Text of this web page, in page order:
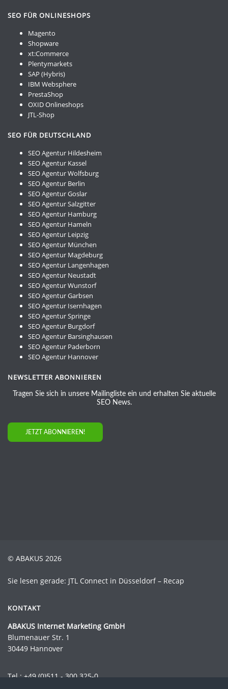
SEO FÜR ONLINESHOPS
Magento
Shopware
xt:Commerce
Plentymarkets
SAP (Hybris)
IBM Websphere
PrestaShop
OXID Onlineshops
JTL-Shop
SEO FÜR DEUTSCHLAND
SEO Agentur Hildesheim
SEO Agentur Kassel
SEO Agentur Wolfsburg
SEO Agentur Berlin
SEO Agentur Goslar
SEO Agentur Salzgitter
SEO Agentur Hamburg
SEO Agentur Hameln
SEO Agentur Leipzig
SEO Agentur München
SEO Agentur Magdeburg
SEO Agentur Langenhagen
SEO Agentur Neustadt
SEO Agentur Wunstorf
SEO Agentur Garbsen
SEO Agentur Isernhagen
SEO Agentur Springe
SEO Agentur Burgdorf
SEO Agentur Barsinghausen
SEO Agentur Paderborn
SEO Agentur Hannover
NEWSLETTER ABONNIEREN
Tragen Sie sich in unsere Mailingliste ein und erhalten Sie aktuelle
SEO News.
JETZT ABONNIEREN!
© ABAKUS 2026
Sie lesen gerade: JTL Connect in Düsseldorf – Recap
KONTAKT
ABAKUS Internet Marketing GmbH
Blumenauer Str. 1
30449 Hannover
Tel.: +49 (0)511 - 300 325-0